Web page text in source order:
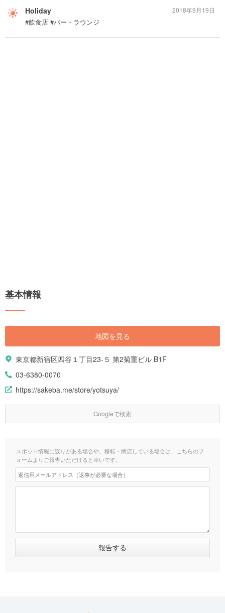
Holiday
#飲食店 #バー・ラウンジ
2018年9月19日
基本情報
地図を見る
東京都新宿区四谷１丁目23-５ 第2菊重ビル B1F
03-6380-0070
https://sakeba.me/store/yotsuya/
Googleで検索
スポット情報に誤りがある場合や、移転・閉店している場合は、こちらのフ
ォームよりご報告いただけると幸いです。